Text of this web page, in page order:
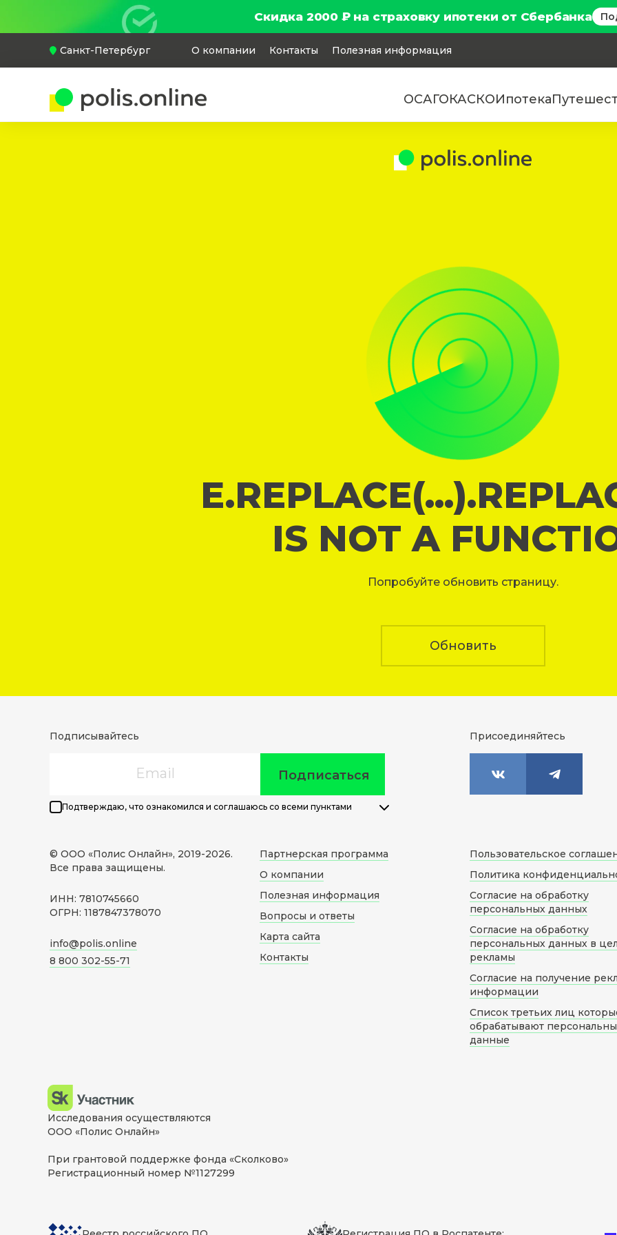
Скидка 2000 ₽ на страховку ипотеки от Сбербанка
Санкт-Петербург О компании Контакты Полезная информация
ОСАГОКАСКОИпотека
IS NOT A
Попробуйте обновить страницу.
Обновить
Подписывайтесь
Подписаться
Подтверждаю, что ознакомился и соглашаюсь со всеми пунктами
Присоединяйтесь
© ООО «Полис Онлайн», 2019-2026.
Все права защищены.
ИНН: 7810745660
ОГРН: 1187847378070
info@polis.online
8 800 302-55-71
Партнерская программа
О компании
Полезная информация
Вопросы и ответы
Карта сайта
Контакты
Пользовательское
Политика
Согласие на обработку
персональных данных
Согласие на обработку
персональных данных в
рекламы
Согласие на получение
информации
Список третьих лиц
обрабатывают
данные
Исследования осуществляются
ООО «Полис Онлайн»
При грантовой поддержке фонда «Сколково»
Регистрационный номер №1127299